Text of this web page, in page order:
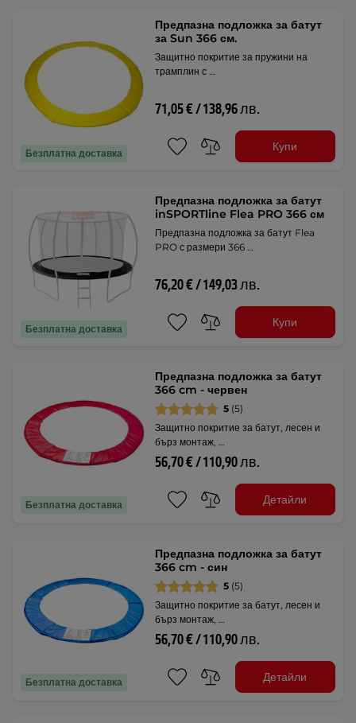
Безплатна доставка
Предпазна подложка за батут
за Sun 366 см.
Защитно покритие за пружини на
трамплин с …
71,05 € / 138,96 лв.
Купи
Безплатна доставка
Предпазна подложка за батут
inSPORTline Flea PRO 366 см
Предпазна подложка за батут Flea
PRO с размери 366 …
76,20 € / 149,03 лв.
Купи
Безплатна доставка
Предпазна подложка за батут
366 cm - червен
5 (5)
Защитно покритие за батут, лесен и
бърз монтаж, …
56,70 € / 110,90 лв.
Детайли
Безплатна доставка
Предпазна подложка за батут
366 cm - син
5 (5)
Защитно покритие за батут, лесен и
бърз монтаж, …
56,70 € / 110,90 лв.
Детайли